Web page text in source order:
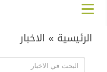
الرئيسية » الاخبار